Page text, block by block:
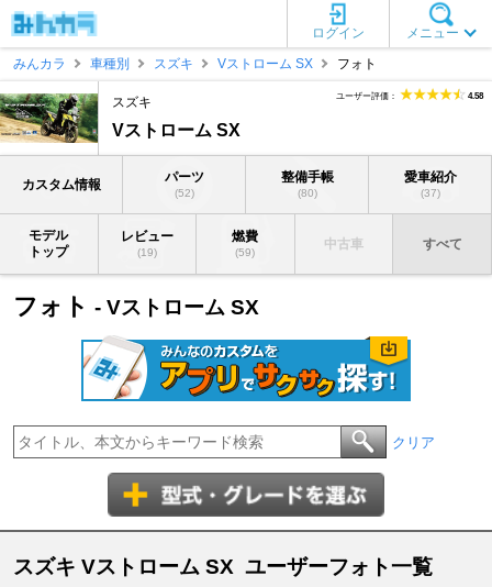
メニュー
ログイン
みんカラ
車種別 スズキ Vストローム SX フォト
スズキ
Vストローム SX
ユーザー評価： 4.58
カスタム情報 パーツ
(52)
整備手帳
(80)
愛車紹介
(37)
モデル
トップ
レビュー
(19)
燃費
(59)
中古車 すべて
フォト - Vストローム SX
クリア
スズキ Vストローム SX ユーザーフォト一覧